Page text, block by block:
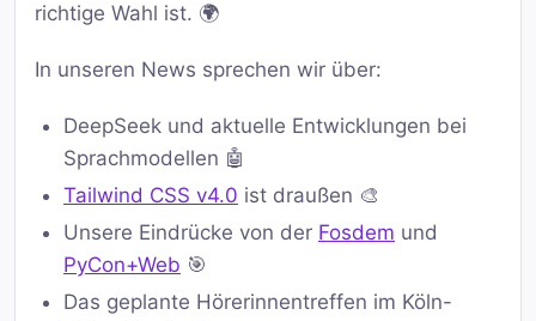
richtige Wahl ist. 🌍
In unseren News sprechen wir über:
DeepSeek und aktuelle Entwicklungen bei
Sprachmodellen 🤖
Tailwind CSS v4.0 ist draußen 🎨
Unsere Eindrücke von der Fosdem und
PyCon+Web 🎯
Das geplante Hörerinnentreffen im Köln-